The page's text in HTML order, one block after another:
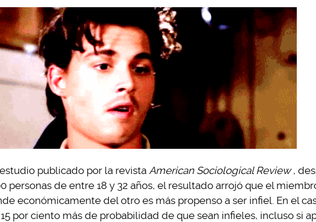
publicado por la revista American Sociological Review ,
personas de entre 18 y 32 años, el resultado arrojó que el
económicamente del otro es más propenso a ser infiel. En el
por ciento más de probabilidad de que sean infieles, incluso si